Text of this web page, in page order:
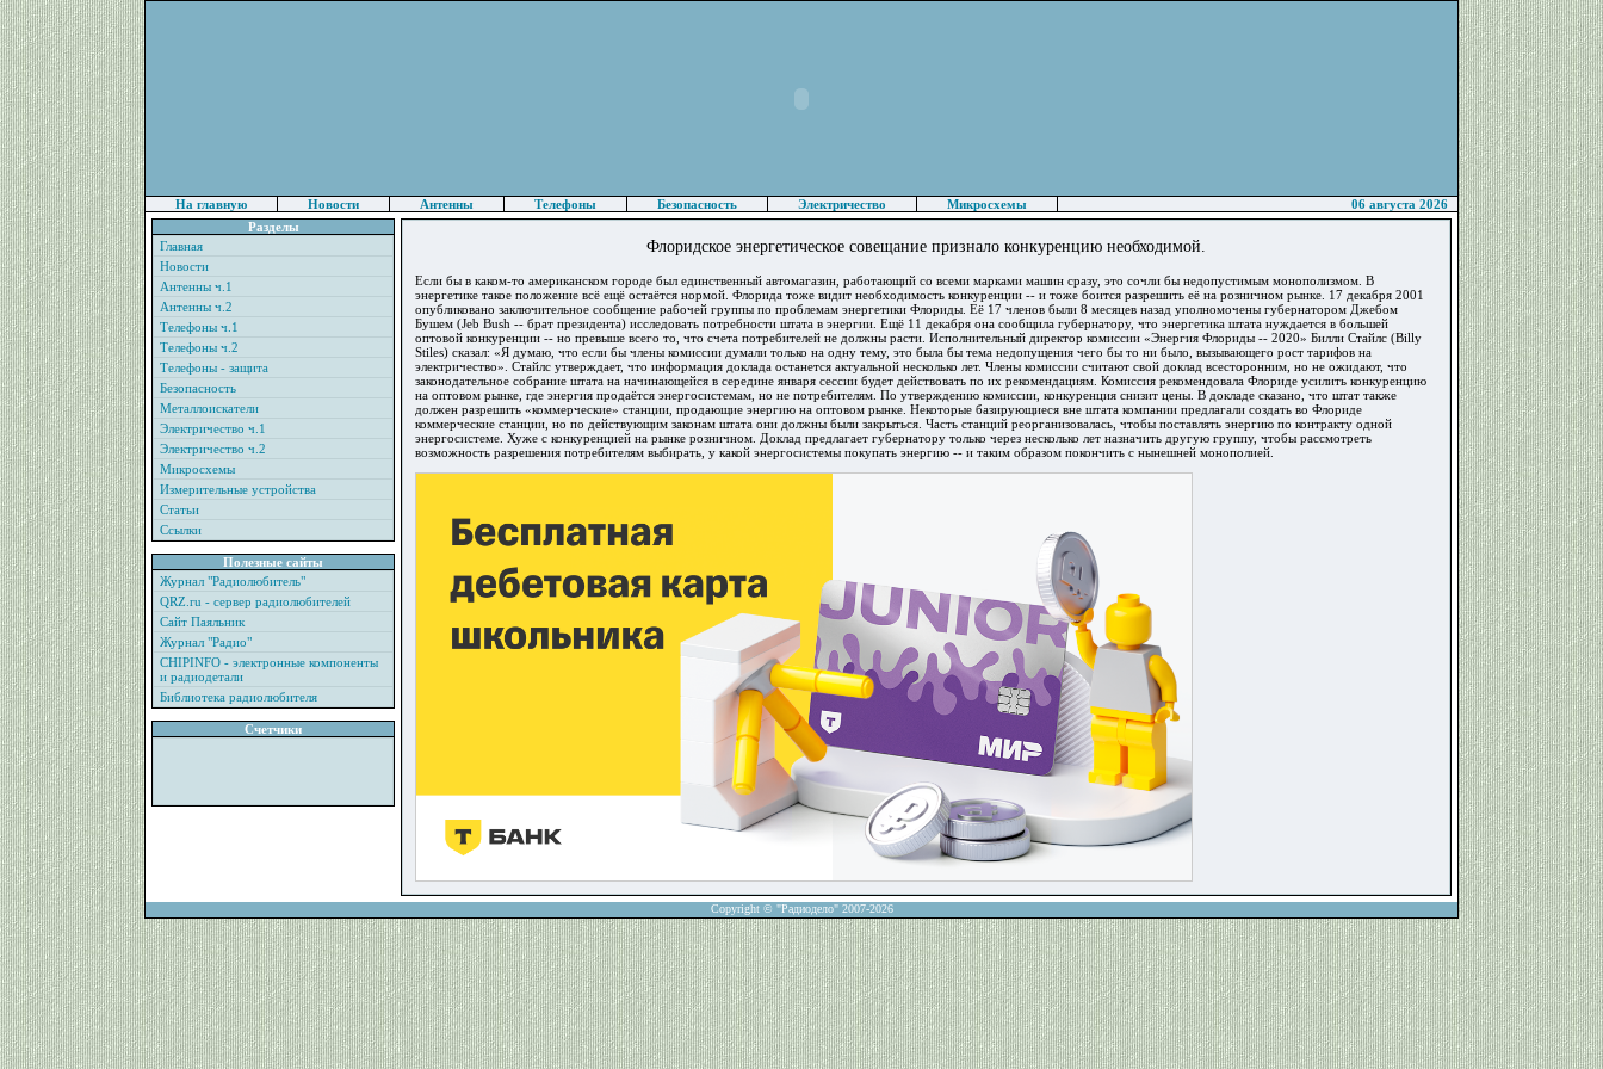
На главную Новости Антенны Телефоны Безопасность Электричество Микросхемы
06 августа 2026
Разделы
Главная
Новости
Антенны ч.1
Антенны ч.2
Телефоны ч.1
Телефоны ч.2
Телефоны - защита
Безопасность
Металлоискатели
Электричество ч.1
Электричество ч.2
Микросхемы
Измерительные устройства
Статьи
Ссылки
Полезные сайты
Журнал "Радиолюбитель"
QRZ.ru - сервер радиолюбителей
Сайт Паяльник
Журнал "Радио"
CHIPINFO - электронные компоненты
и радиодетали
Библиотека радиолюбителя
Счетчики
Флоридское энергетическое совещание признало конкуренцию необходимой.
Если бы в каком-то американском городе был единственный автомагазин, работающий со всеми марками машин сразу, это сочли бы недопустимым монополизмом. В
энергетике такое положение всё ещё остаётся нормой. Флорида тоже видит необходимость конкуренции -- и тоже боится разрешить её на розничном рынке. 17 декабря 2001
опубликовано заключительное сообщение рабочей группы по проблемам энергетики Флориды. Её 17 членов были 8 месяцев назад уполномочены губернатором Джебом
Бушем (Jeb Bush -- брат президента) исследовать потребности штата в энергии. Ещё 11 декабря она сообщила губернатору, что энергетика штата нуждается в большей
оптовой конкуренции -- но превыше всего то, что счета потребителей не должны расти. Исполнительный директор комиссии «Энергия Флориды -- 2020» Билли Стайлс (Billy
Stiles) сказал: «Я думаю, что если бы члены комиссии думали только на одну тему, это была бы тема недопущения чего бы то ни было, вызывающего рост тарифов на
электричество». Стайлс утверждает, что информация доклада останется актуальной несколько лет. Члены комиссии считают свой доклад всесторонним, но не ожидают, что
законодательное собрание штата на начинающейся в середине января сессии будет действовать по их рекомендациям. Комиссия рекомендовала Флориде усилить конкуренцию
на оптовом рынке, где энергия продаётся энергосистемам, но не потребителям. По утверждению комиссии, конкуренция снизит цены. В докладе сказано, что штат также
должен разрешить «коммерческие» станции, продающие энергию на оптовом рынке. Некоторые базирующиеся вне штата компании предлагали создать во Флориде
коммерческие станции, но по действующим законам штата они должны были закрыться. Часть станций реорганизовалась, чтобы поставлять энергию по контракту одной
энергосистеме. Хуже с конкуренцией на рынке розничном. Доклад предлагает губернатору только через несколько лет назначить другую группу, чтобы рассмотреть
возможность разрешения потребителям выбирать, у какой энергосистемы покупать энергию -- и таким образом покончить с нынешней монополией.
Copyright © "Радиодело" 2007-2026